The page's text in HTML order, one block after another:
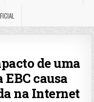
de uma
causa
na Internet